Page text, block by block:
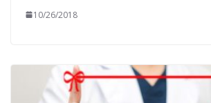
10/26/2018